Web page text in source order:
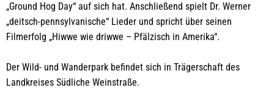
„Ground Hog Day“ auf sich hat. Anschließend spielt Dr. Werner
„deitsch-pennsylvanische“ Lieder und spricht über seinen
Filmerfolg „Hiwwe wie driwwe – Pfälzisch in Amerika“.
Der Wild- und Wanderpark befindet sich in Trägerschaft des
Landkreises Südliche Weinstraße.